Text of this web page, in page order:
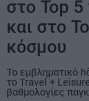
στο Top
και στο
κόσμου
Το εμβληματικό
το Travel +
βαθμολογίες